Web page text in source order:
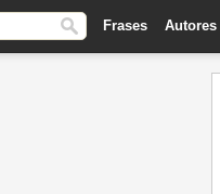
Frases Autores